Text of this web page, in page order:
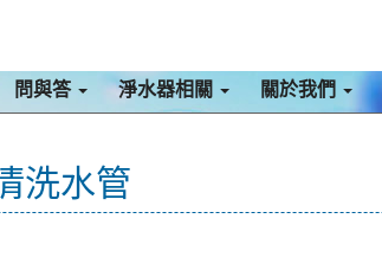
問與答 淨水器相關 關於我們
洗水管